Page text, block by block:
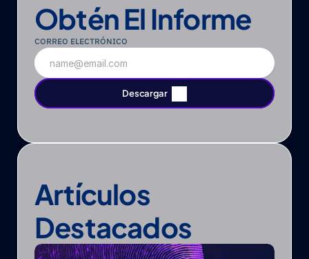
Obtén El Informe
CORREO ELECTRÓNICO
Descargar
Descárgalo
Artículos
Destacados